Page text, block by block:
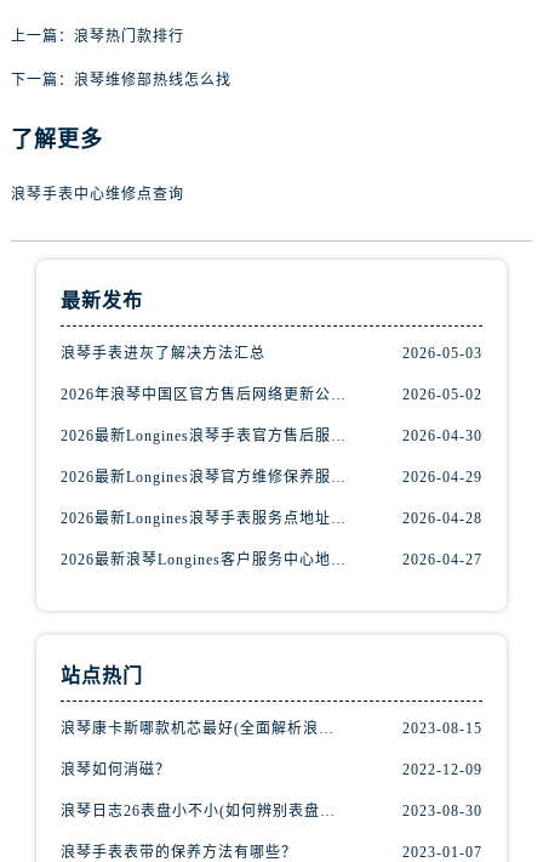
上一篇： 浪琴热门款排行
下一篇： 浪琴维修部热线怎么找
了解更多
浪琴手表中心维修点查询
最新发布
浪琴手表进灰了解决方法汇总 2026-05-03
2026-05-02
2026-04-30
2026-04-29
2026-04-28
2026-04-27
站点热门
2023-08-15
浪琴如何消磁？ 2022-12-09
2023-08-30
浪琴手表表带的保养方法有哪些？ 2023-01-07